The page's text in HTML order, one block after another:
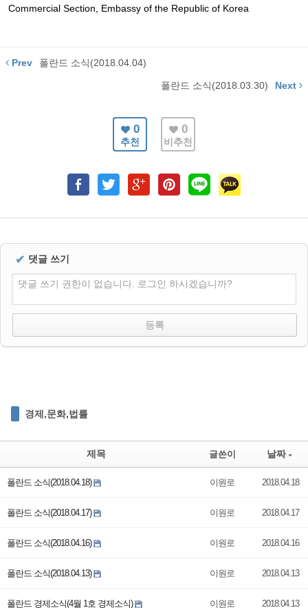
Commercial Section, Embassy of the Republic of Korea
Prev 폴란드 소식(2018.04.04)
폴란드 소식(2018.03.30) Next
0
추천
0
비추천
✔ 댓글 쓰기
댓글 쓰기 권한이 없습니다. 로그인 하시겠습니까?
경제,문화,법률
제목 글쓴이 날짜
폴란드 소식(2018.04.18) 이원로 2018.04.18
폴란드 소식(2018.04.17) 이원로 2018.04.17
폴란드 소식(2018.04.16) 이원로 2018.04.16
폴란드 소식(2018.04.13) 이원로 2018.04.13
폴란드 경제소식(4월 1호 경제소식) 이원로 2018.04.13